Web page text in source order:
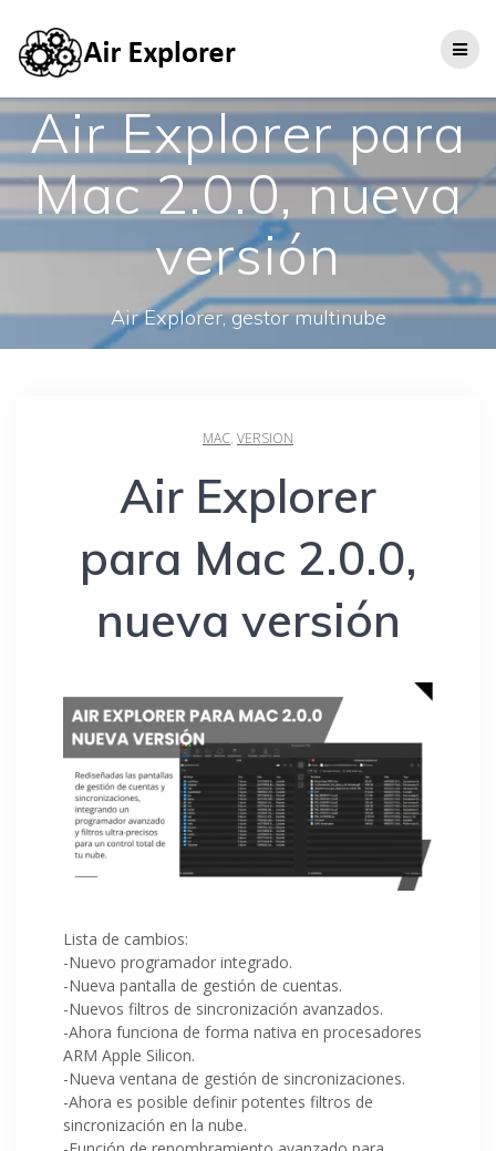
Air Explorer para
Mac 2.0.0, nueva
versión
Air Explorer, gestor multinube
MAC, VERSION
Air Explorer
para Mac 2.0.0,
nueva versión
Lista de cambios:
-Nuevo programador integrado.
-Nueva pantalla de gestión de cuentas.
-Nuevos filtros de sincronización avanzados.
-Ahora funciona de forma nativa en procesadores
ARM Apple Silicon.
-Nueva ventana de gestión de sincronizaciones.
-Ahora es posible definir potentes filtros de
sincronización en la nube.